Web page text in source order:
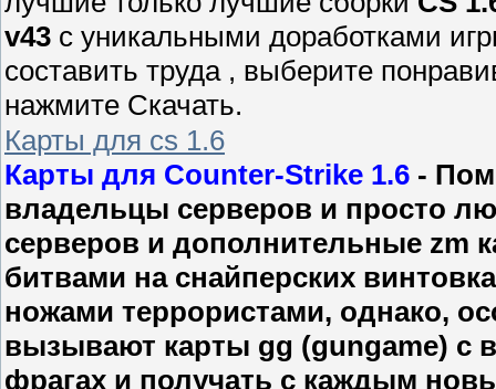
v43 с уникальными доработками
составить труда , выберите
нажмите Скачать.
Карты для cs 1.6
Карты для Counter-Strike 1.6 -
владельцы серверов и просто
серверов и дополнительные zm
битвами на снайперских
ножами террористами, однако,
вызывают карты gg (gungame) с
фрагах и получать с каждым